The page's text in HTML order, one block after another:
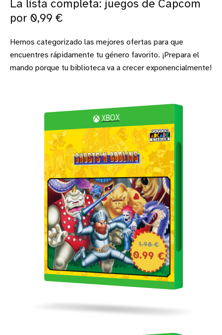
La lista completa: juegos de Capcom
por 0,99 €
Hemos categorizado las mejores ofertas para que
encuentres rápidamente tu género favorito. ¡Prepara el
mando porque tu biblioteca va a crecer exponencialmente!
XBOX
1.98 €
0.99 €